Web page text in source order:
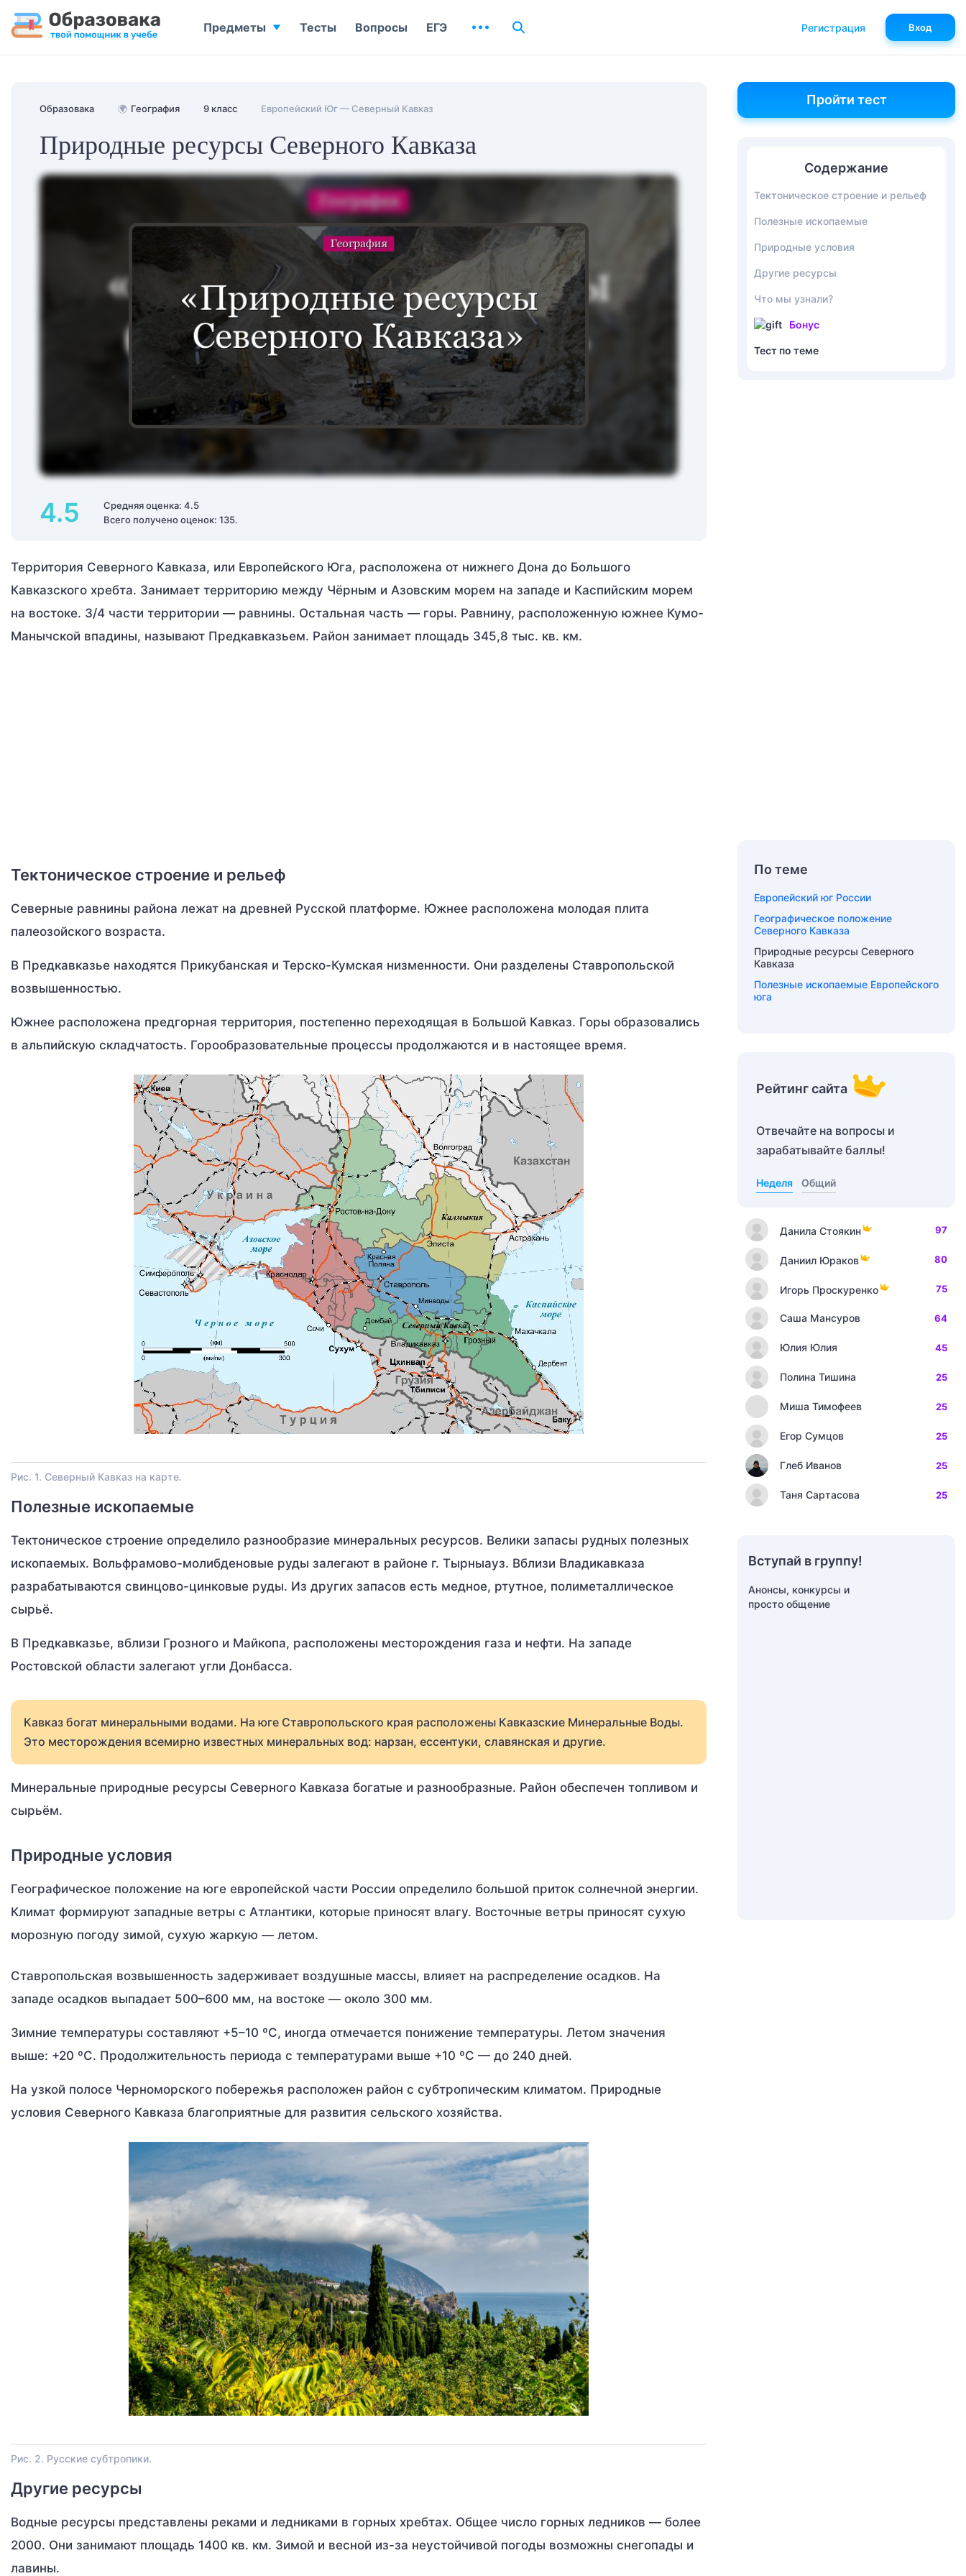
Образовака 🌍 География 9 класс Европейский Юг — Северный Кавказ
Природные ресурсы Северного Кавказа
4.5
Средняя оценка: 4.5
Всего получено оценок: 135.
Территория Северного Кавказа, или Европейского Юга, расположена от нижнего Дона до Большого
Кавказского хребта. Занимает территорию между Чёрным и Азовским морем на западе и Каспийским морем
на востоке. 3/4 части территории — равнины. Остальная часть — горы. Равнину, расположенную южнее Кумо-
Манычской впадины, называют Предкавказьем. Район занимает площадь 345,8 тыс. кв. км.
Тектоническое строение и рельеф
Северные равнины района лежат на древней Русской платформе. Южнее расположена молодая плита
палеозойского возраста.
В Предкавказье находятся Прикубанская и Терско-Кумская низменности. Они разделены Ставропольской
возвышенностью.
Южнее расположена предгорная территория, постепенно переходящая в Большой Кавказ. Горы образовались
в альпийскую складчатость. Горообразовательные процессы продолжаются и в настоящее время.
Рис. 1. Северный Кавказ на карте.
Полезные ископаемые
Тектоническое строение определило разнообразие минеральных ресурсов. Велики запасы рудных полезных
ископаемых. Вольфрамово-молибденовые руды залегают в районе г. Тырныауз. Вблизи Владикавказа
разрабатываются свинцово-цинковые руды. Из других запасов есть медное, ртутное, полиметаллическое
сырьё.
В Предкавказье, вблизи Грозного и Майкопа, расположены месторождения газа и нефти. На западе
Ростовской области залегают угли Донбасса.
Кавказ богат минеральными водами. На юге Ставропольского края расположены Кавказские Минеральные Воды.
Это месторождения всемирно известных минеральных вод: нарзан, ессентуки, славянская и другие.
Минеральные природные ресурсы Северного Кавказа богатые и разнообразные. Район обеспечен топливом и
сырьём.
Природные условия
Географическое положение на юге европейской части России определило большой приток солнечной энергии.
Климат формируют западные ветры с Атлантики, которые приносят влагу. Восточные ветры приносят сухую
морозную погоду зимой, сухую жаркую — летом.
Ставропольская возвышенность задерживает воздушные массы, влияет на распределение осадков. На
западе осадков выпадает 500–600 мм, на востоке — около 300 мм.
Зимние температуры составляют +5–10 ºС, иногда отмечается понижение температуры. Летом значения
выше: +20 ºС. Продолжительность периода с температурами выше +10 ºС — до 240 дней.
На узкой полосе Черноморского побережья расположен район с субтропическим климатом. Природные
условия Северного Кавказа благоприятные для развития сельского хозяйства.
Рис. 2. Русские субтропики.
Другие ресурсы
Водные ресурсы представлены реками и ледниками в горных хребтах. Общее число горных ледников — более
2000. Они занимают площадь 1400 кв. км. Зимой и весной из-за неустойчивой погоды возможны снегопады и
лавины.
Пройти тест
Содержание
Тектоническое строение и рельеф
Полезные ископаемые
Природные условия
Другие ресурсы
Что мы узнали?
Бонус
Тест по теме
По теме
Европейский юг России
Географическое положение
Северного Кавказа
Природные ресурсы Северного
Кавказа
Полезные ископаемые Европейского
юга
Рейтинг сайта
Отвечайте на вопросы и
зарабатывайте баллы!
Неделя Общий
Данила Стоякин 97
Даниил Юраков 80
Игорь Проскуренко 75
Саша Мансуров 64
Юлия Юлия 45
Полина Тишина 25
Миша Тимофеев 25
Егор Сумцов 25
Глеб Иванов 25
Таня Сартасова 25
Вступай в группу!
Анонсы, конкурсы и
просто общение
Предметы Тесты Вопросы ЕГЭ Регистрация Вход